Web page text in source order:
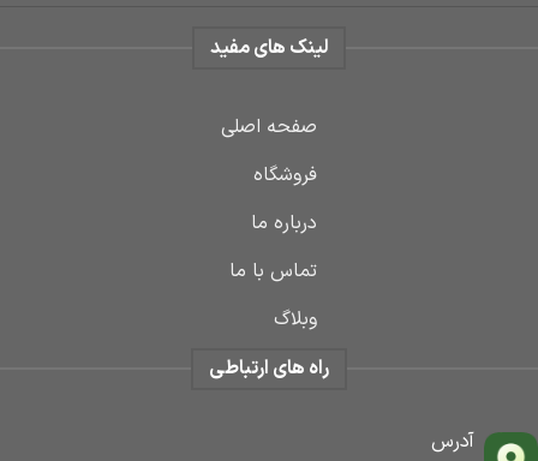
لینک های مفید
صفحه اصلی
فروشگاه
درباره ما
تماس با ما
وبلاگ
راه های ارتباطی
آدرس